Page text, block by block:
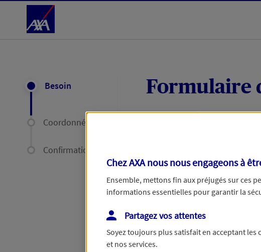
Accéder au Contenu
Besoin
Coordonnées
Confirmation
Formulaire
Votre message :
Vous disposez de droits sur les
Chez AXA nous nous engageons à
Ensemble, mettons fin aux préjugés sur ces
informations essentielles pour garantir la
Partagez vos attentes
Soyez toujours plus satisfait en acceptant les
et nos services.